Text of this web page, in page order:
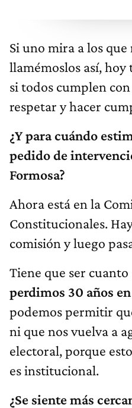
Si uno mira a los
llamémoslos así,
si todos cumplen
respetar y hacer
¿Y para cuándo
pedido de
Formosa?
Ahora está en la
Constitucionales.
comisión y luego
Tiene que ser
perdimos 30 años
podemos permitir
ni que nos vuelva a
electoral, porque
es institucional.
¿Se siente más